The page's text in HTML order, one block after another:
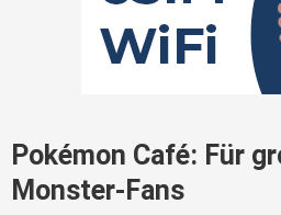
Pokémon Café: Für
Monster-Fans